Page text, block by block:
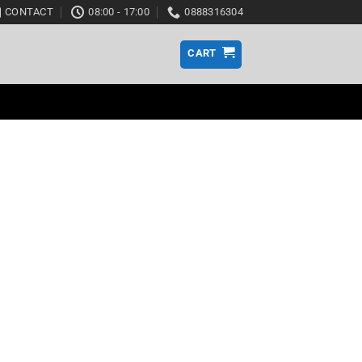
CONTACT 08:00 - 17:00 0888316304
CART